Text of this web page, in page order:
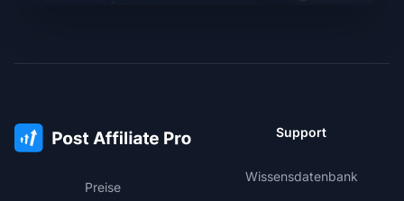
Preise
Support
Wissensdatenbank